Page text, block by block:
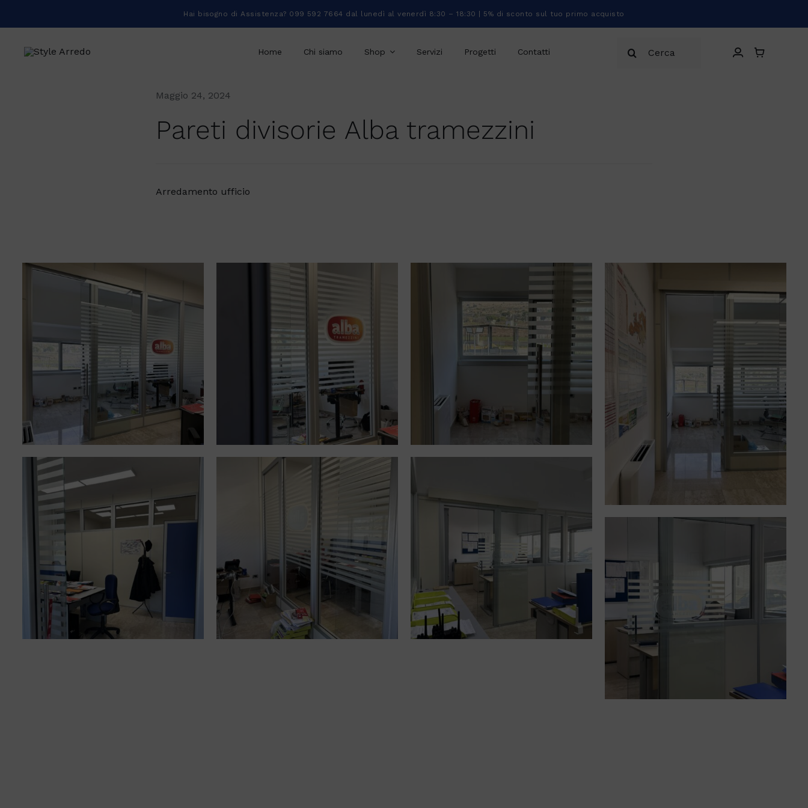
Hai bisogno di Assistenza? 099 592 7664 dal lunedì al venerdì 8:30 – 18:30 | 5% di sconto sul tuo primo acquisto
Home Chi siamo Shop Servizi Progetti Contatti
Maggio 24, 2024
Pareti divisorie Alba tramezzini
Arredamento ufficio